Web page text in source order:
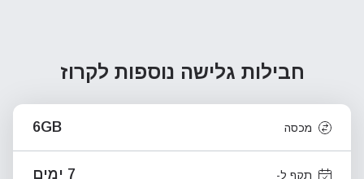
חבילות גלישה נוספות לקרוז
מכסה 6GB
תקף ל- 7 ימים